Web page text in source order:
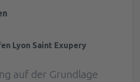
Lyon Saint Exupery
auf der Grundlage